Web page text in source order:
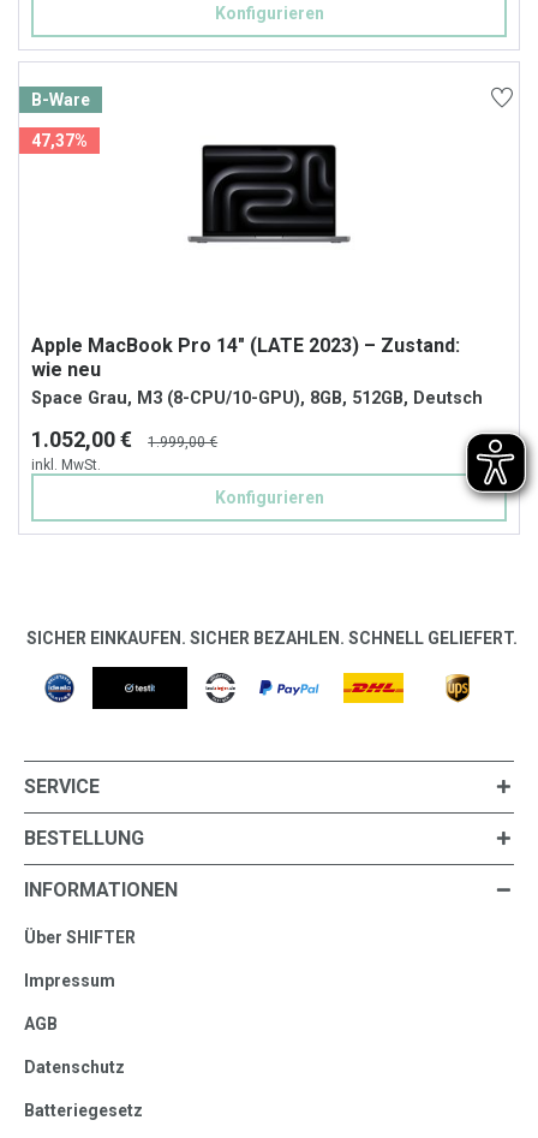
Konfigurieren
B-Ware
47,37%
Apple MacBook Pro 14" (LATE 2023) – Zustand:
wie neu
Space Grau, M3 (8-CPU/10-GPU), 8GB, 512GB, Deutsch
1.052,00 €
1.999,00 €
inkl. MwSt.
Konfigurieren
SICHER EINKAUFEN. SICHER BEZAHLEN. SCHNELL GELIEFERT.
SERVICE
BESTELLUNG
INFORMATIONEN
Über SHIFTER
Impressum
AGB
Datenschutz
Batteriegesetz